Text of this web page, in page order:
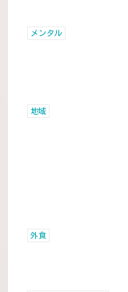
メンタル
地域
外食